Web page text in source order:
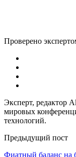
Проверено
Эксперт, редактор
мировых
технологий.
Предыдущий пост
Фиатный баланс на